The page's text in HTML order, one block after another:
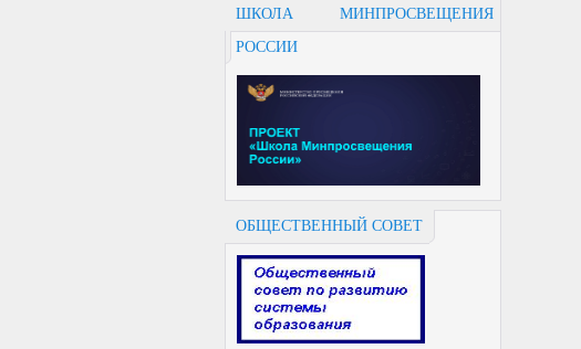
ШКОЛА МИНПРОСВЕЩЕНИЯ
РОССИИ
ОБЩЕСТВЕННЫЙ СОВЕТ